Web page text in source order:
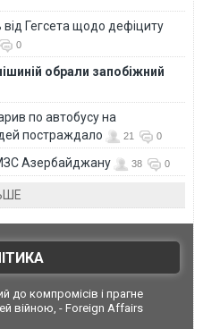
Гегсета щодо дефіциту
0
обрали запобіжний
по автобусу на
постраждало
21 0
Азербайджану 38 0
до компромісів і прагне
війною, - Foreign Affairs